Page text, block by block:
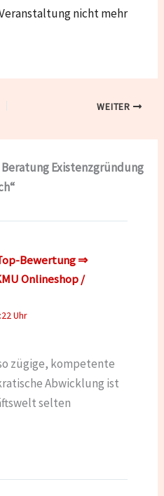
nicht mehr
WEITER
Existenzgründung
Bewertung ⇒
Onlineshop /
Uhr
zügige, kompetente
Abwicklung ist
selten